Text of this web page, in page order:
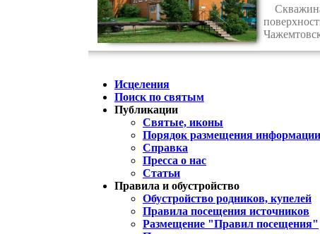
Скважина
Исцеления
Поиск по святым
Публикации
Святые, иконы
Порядок размещения информации
Справка
Пресса о нас
Статьи
Правила и обустройство
Обустройство родников, купелей
Правила посещения источников
Размещение "Правил посещения"